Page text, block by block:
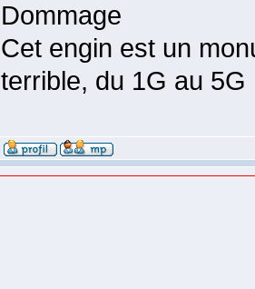
Dommage
Cet engin est un
terrible, du 1G au 5G